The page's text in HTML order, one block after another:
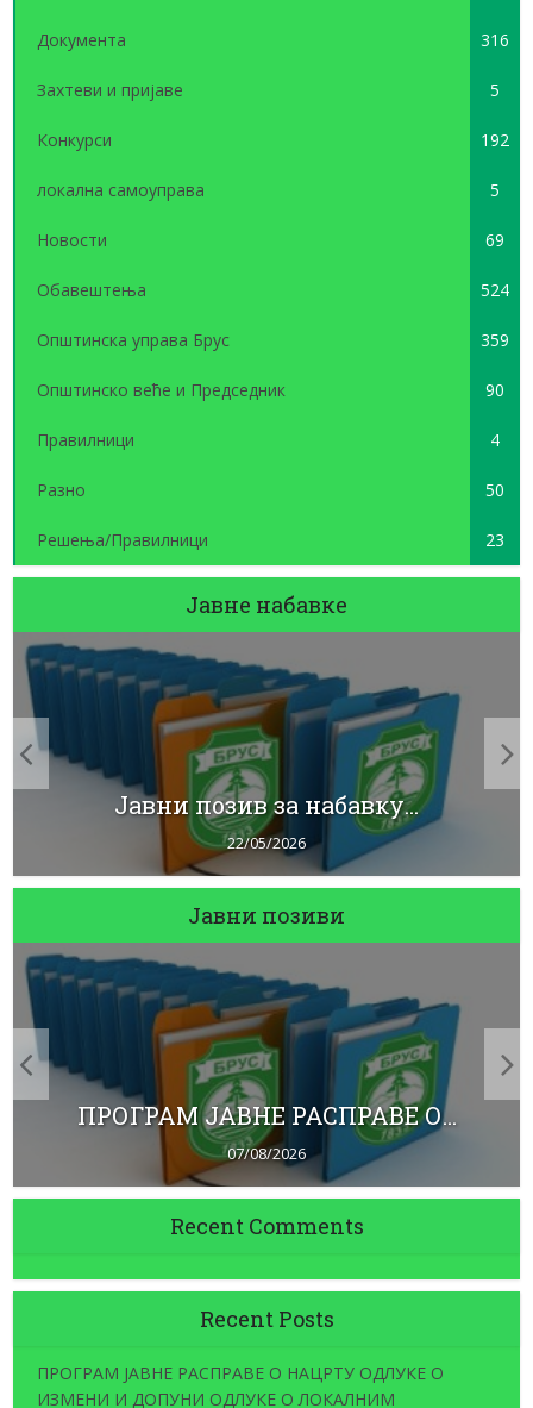
Документа 316
Захтеви и пријаве 5
Конкурси 192
локална самоуправа 5
Новости 69
Обавештења 524
Општинска управа Брус 359
Општинско веће и Председник 90
Правилници 4
Разно 50
Решења/Правилници 23
Јавне набавке
Јавни позив за набавку...
22/05/2026
Јавни позиви
ПРОГРАМ ЈАВНЕ РАСПРАВЕ О...
07/08/2026
Recent Comments
Recent Posts
ПРОГРАМ ЈАВНЕ РАСПРАВЕ О НАЦРТУ ОДЛУКЕ О
ИЗМЕНИ И ДОПУНИ ОДЛУКЕ О ЛОКАЛНИМ